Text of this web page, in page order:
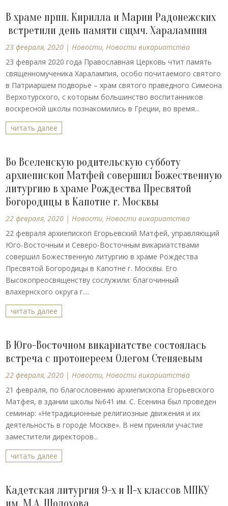
В храме прпп. Кирилла и Марии Радонежских
встретили день памяти сщмч. Харалампия
23 февраля, 2020 |Новости,Новости викариатства
23 февраля 2020 года Православная Церковь чтит память
священномученика Харалампия, особо почитаемого святого
в Патриаршем подворье – храм святого праведного Симеона
Верхотурского, с которым большинство воспитанников
воскресной школы познакомились в Греции, во время...
читать далее
Во Вселенскую родительскую субботу
архиепископ Матфей совершил Божественную
литургию в храме Рождества Пресвятой
Богородицы в Капотне г. Москвы
22 февраля, 2020 |Новости,Новости викариатства
22 февраля архиепископ Егорьевский Матфей, управляющий
Юго-Восточным и Северо-Восточным викариатствами
совершил Божественную литургию в храме Рождества
Пресвятой Богородицы в Капотне г. Москвы. Его
Высокопреосвященству сослужили: благочинный
влахернского округа г....
читать далее
В Юго-Восточном викариатстве состоялась
встреча с протоиереем Олегом Стеняевым
22 февраля, 2020 |Новости,Новости викариатства
21 февраля, по благословению архиепископа Егорьевского
Матфея, в здании школы №641 им. С. Есенина был проведен
семинар: «Нетрадиционные религиозные движения и их
деятельность в городе Москве». В нем приняли участие
заместители директоров...
читать далее
Кадетская литургия 9-х и 11-х классов МПКУ